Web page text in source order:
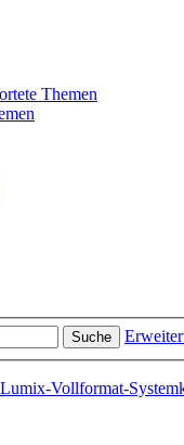
Themen
Suche
Lumix-Vollformat-